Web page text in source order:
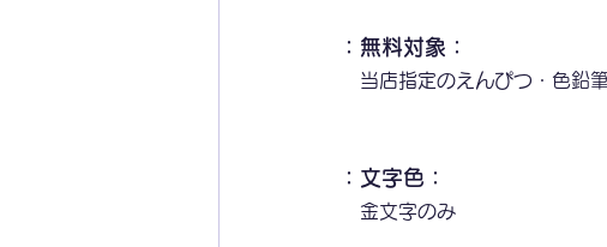
：無料対象：
当店指定のえんぴつ・色鉛
：文字色：
金文字のみ